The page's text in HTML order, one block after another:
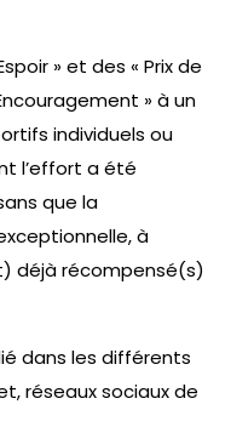
» et des « Prix de
» à un
individuels ou
l’effort a été
que la
à
déjà récompensé(s)
dans les différents
réseaux sociaux de